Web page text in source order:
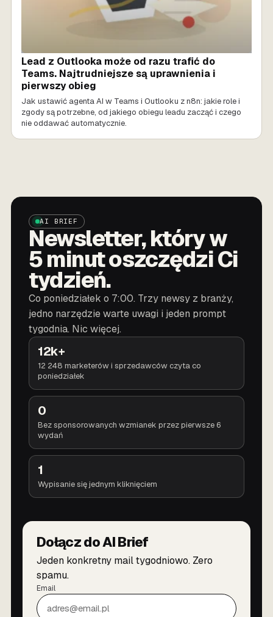
Lead z Outlooka może od razu trafić do
Teams. Najtrudniejsze są uprawnienia i
pierwszy obieg
Jak ustawić agenta AI w Teams i Outlooku z n8n: jakie role i
zgody są potrzebne, od jakiego obiegu leadu zacząć i czego
nie oddawać automatycznie.
AI BRIEF
Newsletter, który w
5 minut oszczędzi Ci
tydzień.
Co poniedziałek o 7:00. Trzy newsy z branży,
jedno narzędzie warte uwagi i jeden prompt
tygodnia. Nic więcej.
12k+
12 248 marketerów i sprzedawców czyta co
poniedziałek
0
Bez sponsorowanych wzmianek przez pierwsze 6
wydań
1
Wypisanie się jednym kliknięciem
Dołącz do AI Brief
Jeden konkretny mail tygodniowo. Zero
spamu.
Email